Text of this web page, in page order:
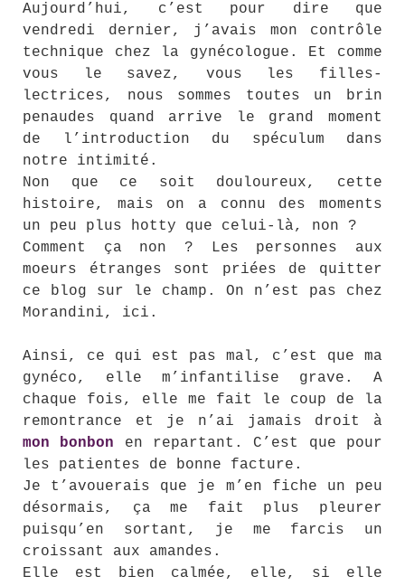
Aujourd’hui, c’est pour dire que
vendredi dernier, j’avais mon contrôle
technique chez la gynécologue. Et comme
vous le savez, vous les filles-
lectrices, nous sommes toutes un brin
penaudes quand arrive le grand moment
de l’introduction du spéculum dans
notre intimité.
Non que ce soit douloureux, cette
histoire, mais on a connu des moments
un peu plus hotty que celui-là, non ?
Comment ça non ? Les personnes aux
moeurs étranges sont priées de quitter
ce blog sur le champ. On n’est pas chez
Morandini, ici.
Ainsi, ce qui est pas mal, c’est que ma
gynéco, elle m’infantilise grave. A
chaque fois, elle me fait le coup de la
remontrance et je n’ai jamais droit à
mon bonbon en repartant. C’est que pour
les patientes de bonne facture.
Je t’avouerais que je m’en fiche un peu
désormais, ça me fait plus pleurer
puisqu’en sortant, je me farcis un
croissant aux amandes.
Elle est bien calmée, elle, si elle